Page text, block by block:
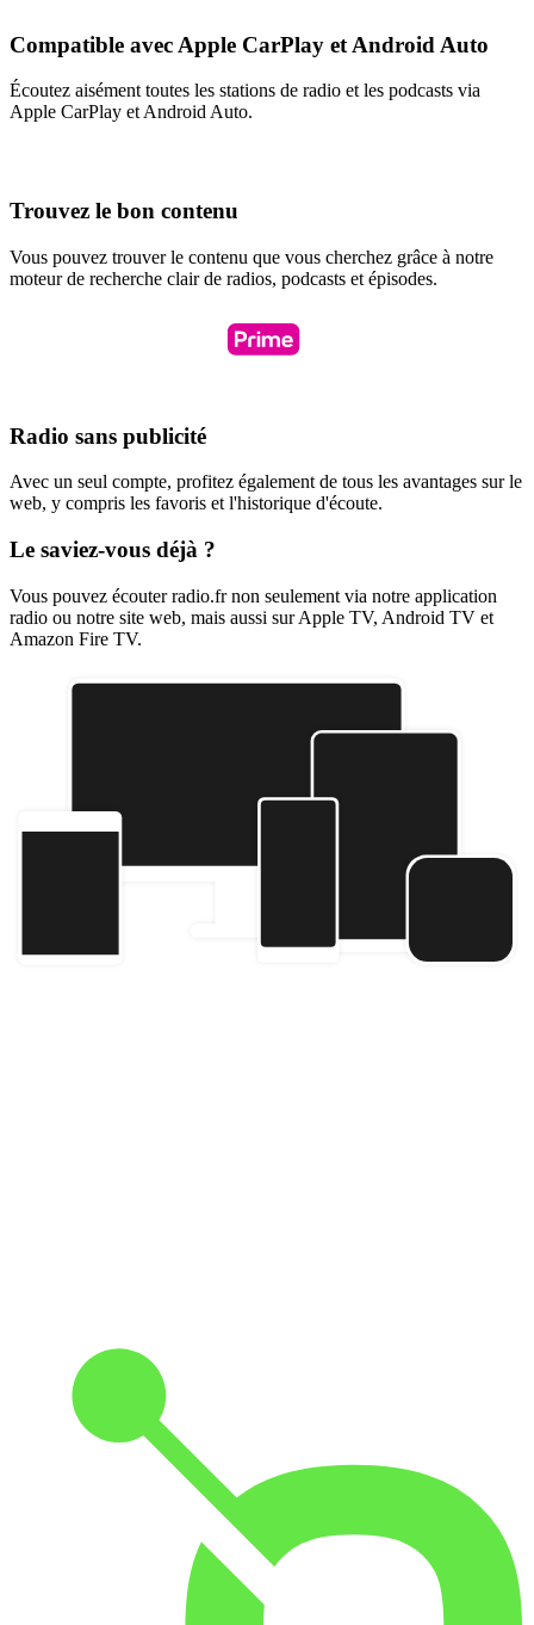
Compatible avec Apple CarPlay et Android Auto
Écoutez aisément toutes les stations de radio et les podcasts via
Apple CarPlay et Android Auto.
Trouvez le bon contenu
Vous pouvez trouver le contenu que vous cherchez grâce à notre
moteur de recherche clair de radios, podcasts et épisodes.
Radio sans publicité
Avec un seul compte, profitez également de tous les avantages sur le
web, y compris les favoris et l'historique d'écoute.
Le saviez-vous déjà ?
Vous pouvez écouter radio.fr non seulement via notre application
radio ou notre site web, mais aussi sur Apple TV, Android TV et
Amazon Fire TV.